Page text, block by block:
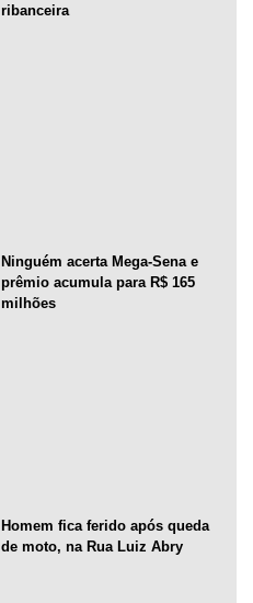
ribanceira
Ninguém acerta Mega-Sena e
prêmio acumula para R$ 165
milhões
Homem fica ferido após queda
de moto, na Rua Luiz Abry